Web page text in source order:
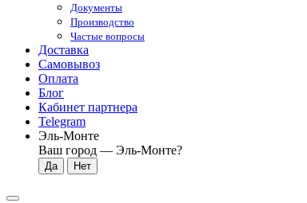
Документы
Производство
Частые вопросы
Доставка
Самовывоз
Оплата
Блог
Кабинет партнера
Telegram
Эль-Монте
Ваш город — Эль-Монте?